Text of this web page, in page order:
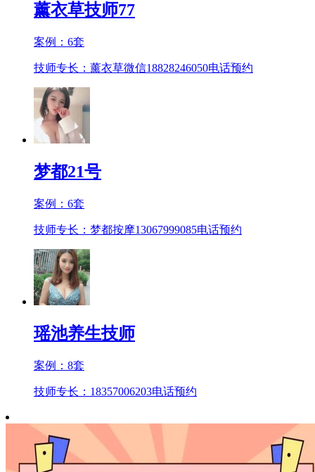
薰衣草技师77
案例： 6套
技师专长：薰衣草微信18828246050电话预约
梦都21号
案例： 6套
技师专长：梦都按摩13067999085电话预约
瑶池养生技师
案例： 8套
技师专长：18357006203电话预约